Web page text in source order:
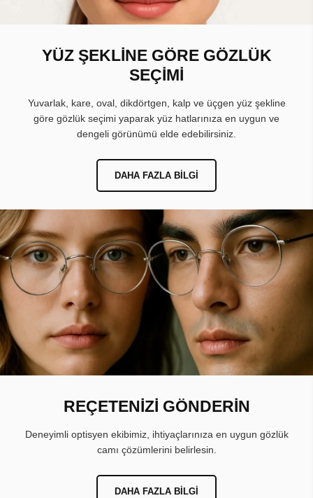
YÜZ ŞEKLİNE GÖRE GÖZLÜK
SEÇİMİ
Yuvarlak, kare, oval, dikdörtgen, kalp ve üçgen yüz şekline
göre gözlük seçimi yaparak yüz hatlarınıza en uygun ve
dengeli görünümü elde edebilirsiniz.
DAHA FAZLA BILGI
REÇETENİZİ GÖNDERİN
Deneyimli optisyen ekibimiz, ihtiyaçlarınıza en uygun gözlük
camı çözümlerini belirlesin.
DAHA FAZLA BILGI